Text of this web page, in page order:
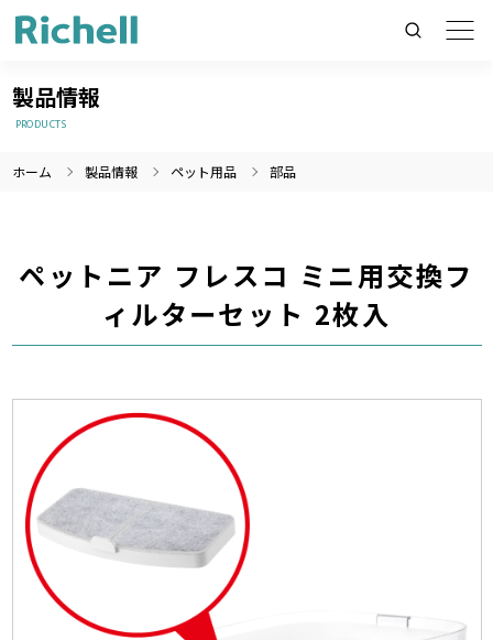
検索
製品情報のみを検索
製品情報
PRODUCTS
ホーム 製品情報 ペット用品 部品
ペットニア フレスコ ミニ用交換フ
ィルターセット 2枚入
製造終了